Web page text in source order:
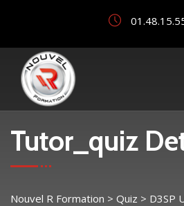
Tutor_quiz
Nouvel R Formation > Quiz > D3SP